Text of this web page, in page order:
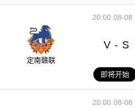
08-08
20:00
定南赣联
V - S
即将开始
08-08
20:00